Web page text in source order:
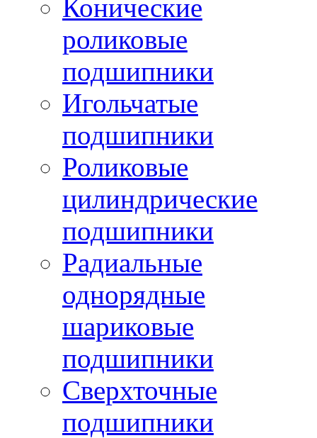
Конические
роликовые
подшипники
Игольчатые
подшипники
Роликовые
цилиндрические
подшипники
Радиальные
однорядные
шариковые
подшипники
Сверхточные
подшипники